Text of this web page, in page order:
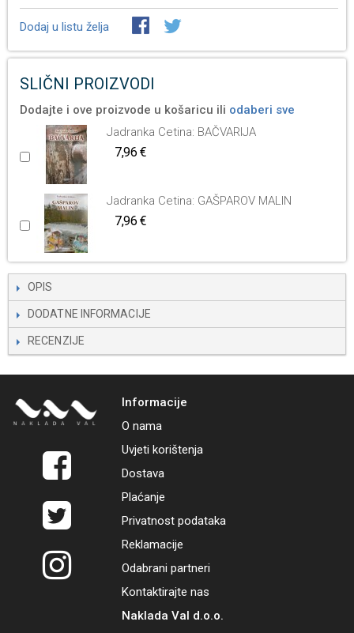
Dodaj u listu želja
SLIČNI PROIZVODI
Dodajte i ove proizvode u košaricu ili odaberi sve
Jadranka Cetina: BAČVARIJA
7,96 €
Jadranka Cetina: GAŠPAROV MALIN
7,96 €
OPIS
DODATNE INFORMACIJE
RECENZIJE
Informacije
O nama
Uvjeti korištenja
Dostava
Plaćanje
Privatnost podataka
Reklamacije
Odabrani partneri
Kontaktirajte nas
Naklada Val d.o.o.